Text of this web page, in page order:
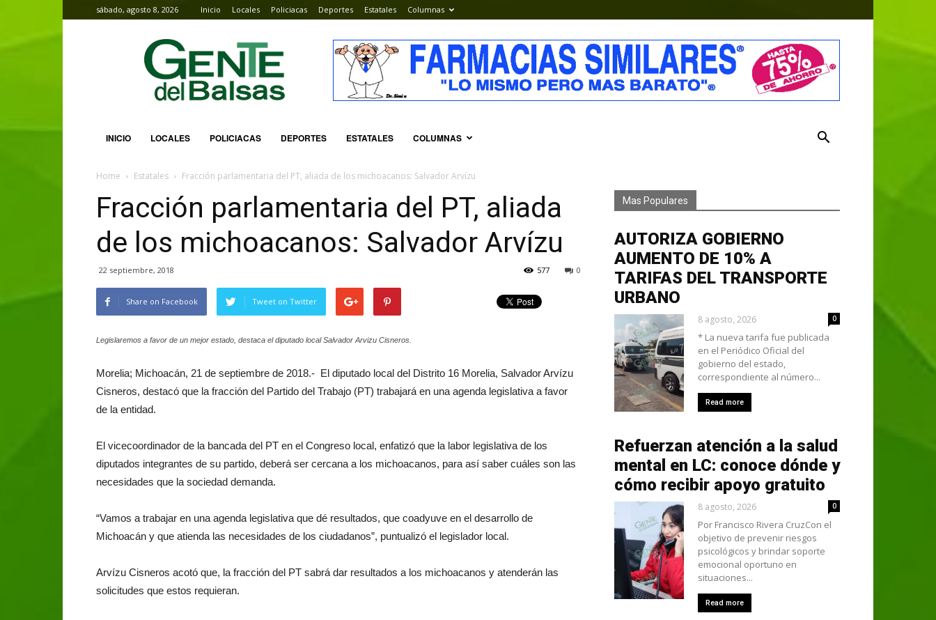
sábado, agosto 8, 2026 Inicio Locales Policiacas Deportes Estatales Columnas
Gente
del
Balsas
INICIO LOCALES POLICIACAS DEPORTES ESTATALES COLUMNAS
Home Estatales Fracción parlamentaria del PT, aliada de los michoacanos: Salvador Arvízu
Fracción parlamentaria del PT, aliada
de los michoacanos: Salvador Arvízu
22 septiembre, 2018 0
577
Share on Facebook Tweet on Twitter
Legislaremos a favor de un mejor estado, destaca el diputado local Salvador Arvizu Cisneros.
Morelia; Michoacán, 21 de septiembre de 2018.- El diputado local del Distrito 16 Morelia, Salvador Arvízu
Cisneros, destacó que la fracción del Partido del Trabajo (PT) trabajará en una agenda legislativa a favor
de la entidad.
El vicecoordinador de la bancada del PT en el Congreso local, enfatizó que la labor legislativa de los
diputados integrantes de su partido, deberá ser cercana a los michoacanos, para así saber cuáles son las
necesidades que la sociedad demanda.
“Vamos a trabajar en una agenda legislativa que dé resultados, que coadyuve en el desarrollo de
Michoacán y que atienda las necesidades de los ciudadanos”, puntualizó el legislador local.
Arvízu Cisneros acotó que, la fracción del PT sabrá dar resultados a los michoacanos y atenderán las
solicitudes que estos requieran.
Mas Populares
AUTORIZA GOBIERNO
AUMENTO DE 10% A
TARIFAS DEL TRANSPORTE
URBANO
8 agosto, 2026 0
* La nueva tarifa fue publicada
en el Periódico Oficial del
gobierno del estado,
correspondiente al número...
Read more
Refuerzan atención a la salud
mental en LC: conoce dónde y
cómo recibir apoyo gratuito
8 agosto, 2026 0
Por Francisco Rivera CruzCon el
objetivo de prevenir riesgos
psicológicos y brindar soporte
emocional oportuno en
situaciones...
Read more